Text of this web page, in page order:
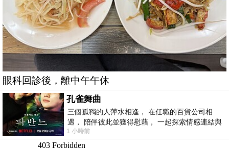
眼科回診後，離中午午休
孔雀舞曲
三個孤獨的人萍水相逢， 在任職的百貨公司相
遇， 陪伴彼此並獲得慰藉， 一起探索情感連結與
愛的本質。
1 小時前